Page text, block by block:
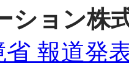
ション株
省 報道発